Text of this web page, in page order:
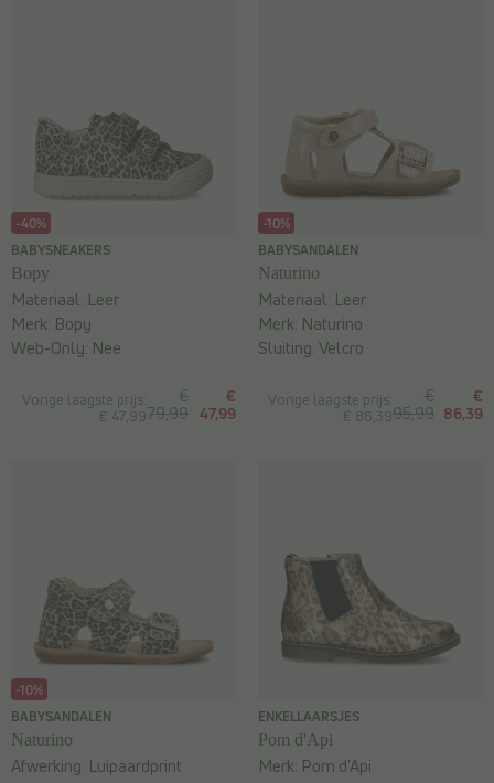
-40%
BABYSNEAKERS
Bopy
Vorige laagste prijs:
€ 47,99
€
79,99
€
47,99
Materiaal: Leer
Merk: Bopy
Web-Only: Nee
-10%
BABYSANDALEN
Naturino
Vorige laagste prijs:
€ 86,39
€
95,99
€
86,39
Materiaal: Leer
Merk: Naturino
Sluiting:Velcro
-10%
BABYSANDALEN
Naturino
Afwerking: Luipaardprint
ENKELLAARSJES
Pom d'Api
Merk: Pom d'Api